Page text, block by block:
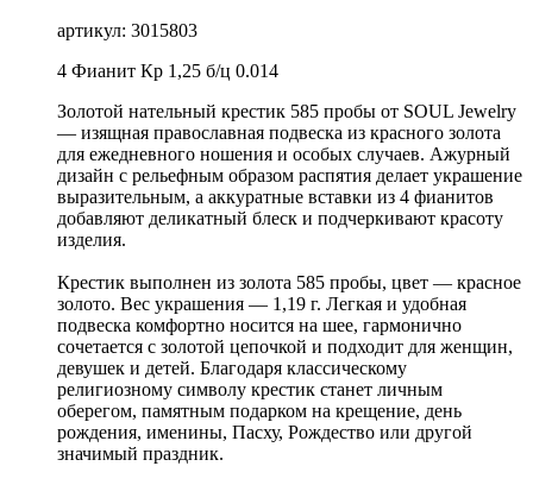
артикул: 3015803
4 Фианит Кр 1,25 б/ц 0.014
Золотой нательный крестик 585 пробы от SOUL Jewelry
— изящная православная подвеска из красного золота
для ежедневного ношения и особых случаев. Ажурный
дизайн с рельефным образом распятия делает украшение
выразительным, а аккуратные вставки из 4 фианитов
добавляют деликатный блеск и подчеркивают красоту
изделия.
Крестик выполнен из золота 585 пробы, цвет — красное
золото. Вес украшения — 1,19 г. Легкая и удобная
подвеска комфортно носится на шее, гармонично
сочетается с золотой цепочкой и подходит для женщин,
девушек и детей. Благодаря классическому
религиозному символу крестик станет личным
оберегом, памятным подарком на крещение, день
рождения, именины, Пасху, Рождество или другой
значимый праздник.